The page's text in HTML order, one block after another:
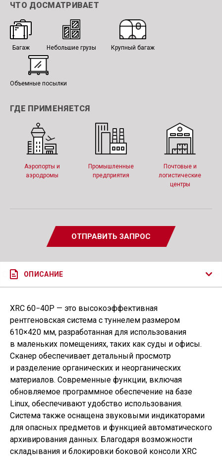
ЧТО ДОСМАТРИВАЕТ
Багаж Небольшие грузы Крупный багаж
Объемные посылки
ГДЕ ПРИМЕНЯЕТСЯ
Аэропорты и
аэродромы
Промышленные
предприятия
Почтовые и
логистические
центры
ОТПРАВИТЬ ЗАПРОС
ОПИСАНИЕ
XRC 60−40P — это высокоэффективная
рентгеновская система с туннелем размером
610×420 мм, разработанная для использования
в маленьких помещениях, таких как суды и офисы.
Сканер обеспечивает детальный просмотр
и разделение органических и неорганических
материалов. Современные функции, включая
обновляемое программное обеспечение на базе
Linux, обеспечивают удобство использования.
Система также оснащена звуковыми индикаторами
для опасных предметов и функцией автоматического
архивирования данных. Благодаря возможности
складывания и блокировки боковой консоли XRC